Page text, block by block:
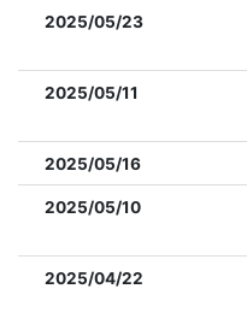
2025/05/23
2025/05/11
2025/05/16
2025/05/10
2025/04/22